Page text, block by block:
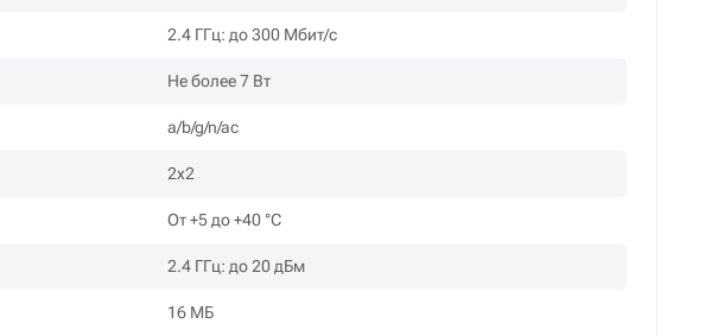
2.4 ГГц: до 300 Мбит/с
Не более 7 Вт
a/b/g/n/ac
2x2
От +5 до +40 °С
2.4 ГГц: до 20 дБм
16 МБ